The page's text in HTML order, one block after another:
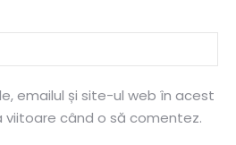
emailul și site-ul web în acest
când o să comentez.